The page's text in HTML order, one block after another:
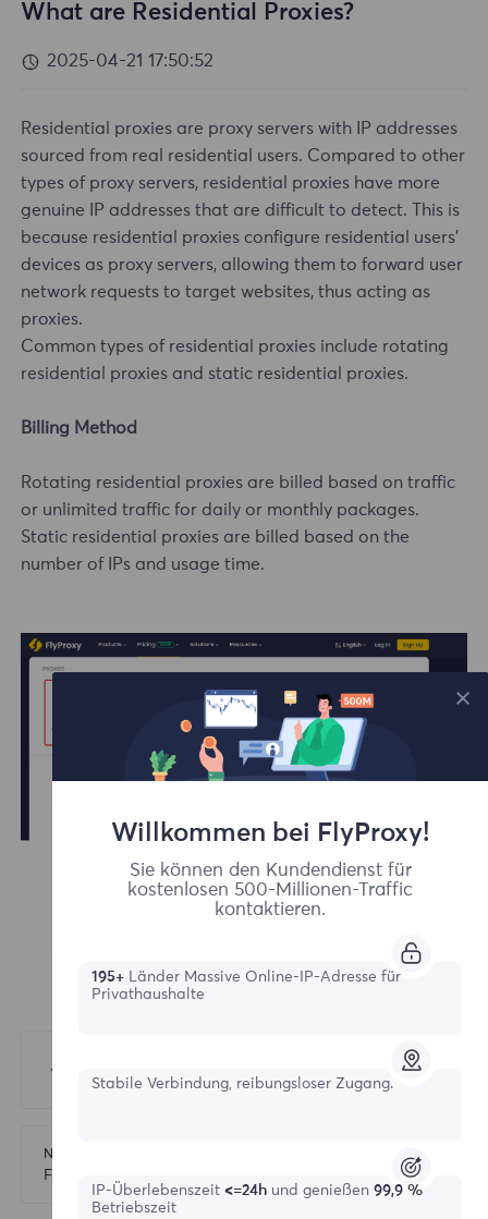
What are Residential Proxies?
2025-04-21 17:50:52
Residential proxies are proxy servers with IP addresses
sourced from real residential users. Compared to other
types of proxy servers, residential proxies have more
genuine IP addresses that are difficult to detect. This is
because residential proxies configure residential users'
devices as proxy servers, allowing them to forward user
network requests to target websites, thus acting as
proxies.
Common types of residential proxies include rotating
residential proxies and static residential proxies.
Billing Method
Rotating residential proxies are billed based on traffic
or unlimited traffic for daily or monthly packages.
Static residential
proxies are billed based on the
number of IPs and usage time.
Vorherige
Dashboard
Nächste
Forget Password
Willkommen bei FlyProxy!
Sie können den Kundendienst für
kostenlosen 500-Millionen-Traffic
kontaktieren.
195+ Länder Massive Online-IP-Adresse für
Privathaushalte
Stabile Verbindung, reibungsloser Zugang.
IP-Überlebenszeit<=24h und genießen99,9 %
Betriebszeit